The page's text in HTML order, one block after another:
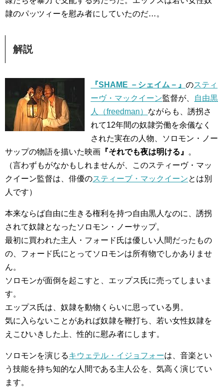
隷のパッツィーを慰み者にしていたのだ…。
解説
『SHAME －シェイム－』 のスティ
ーヴ・マックイーン監督が、
自由黒
人（freedman） ながらも、誘拐さ
れて12年間の奴隷労働を余儀なく
された実在の人物、ソロモン・ノー
サップの物語を描いた映画 『それでも夜は明ける』
。
（言わずもがなかもしれませんが、このスティーヴ・マッ
クイーン監督は、俳優のスティーブ・マックイーンとは別
人です）
本来ならば自由に生きる権利を持つ自由黒人なのに、誘拐
されて奴隷となったソロモン・ノーサップ。
最初に買われた主人・フォード氏は優しい人間だったもの
の、フォード氏にとってソロモンは所有物でしかありませ
ん。
ソロモンが面倒を起こすと、エップス氏に売ってしまいま
す。
エップス氏は、奴隷を動物くらいに思っている男。
気に入らないことがあれば奴隷を鞭打ち、若い女性奴隷を
えこひいきした上、性的に慰み者にします。
ソロモンを演じるキウェテル・イジョフォーは、音楽とい
う技能を持ち知的な人間である主人公を、気高く演じてい
ます。